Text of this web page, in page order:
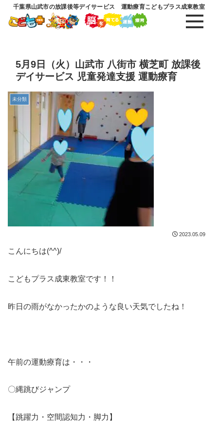
千葉県山武市の放課後等デイサービス 運動療育こどもプラス成東教室
5月9日（火）山武市 八街市 横芝町 放課後
デイサービス 児童発達支援 運動療育
未分類
2023.05.09
こんにちは(^^)/
こどもプラス成東教室です！！
昨日の雨がなかったかのような良い天気でしたね！
午前の運動療育は・・・
〇縄跳びジャンプ
【跳躍力・空間認知力・脚力】